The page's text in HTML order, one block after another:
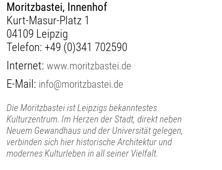
Moritzbastei, Innenhof
Kurt-Masur-Platz 1
04109 Leipzig
Telefon: +49 (0)341 702590
Internet:www.moritzbastei.de
E-Mail: info@moritzbastei.de
Die Moritzbastei ist Leipzigs bekanntestes
Kulturzentrum. Im Herzen der Stadt, direkt neben
Neuem Gewandhaus und der Universität gelegen,
verbinden sich hier historische Architektur und
modernes Kulturleben in all seiner Vielfalt.